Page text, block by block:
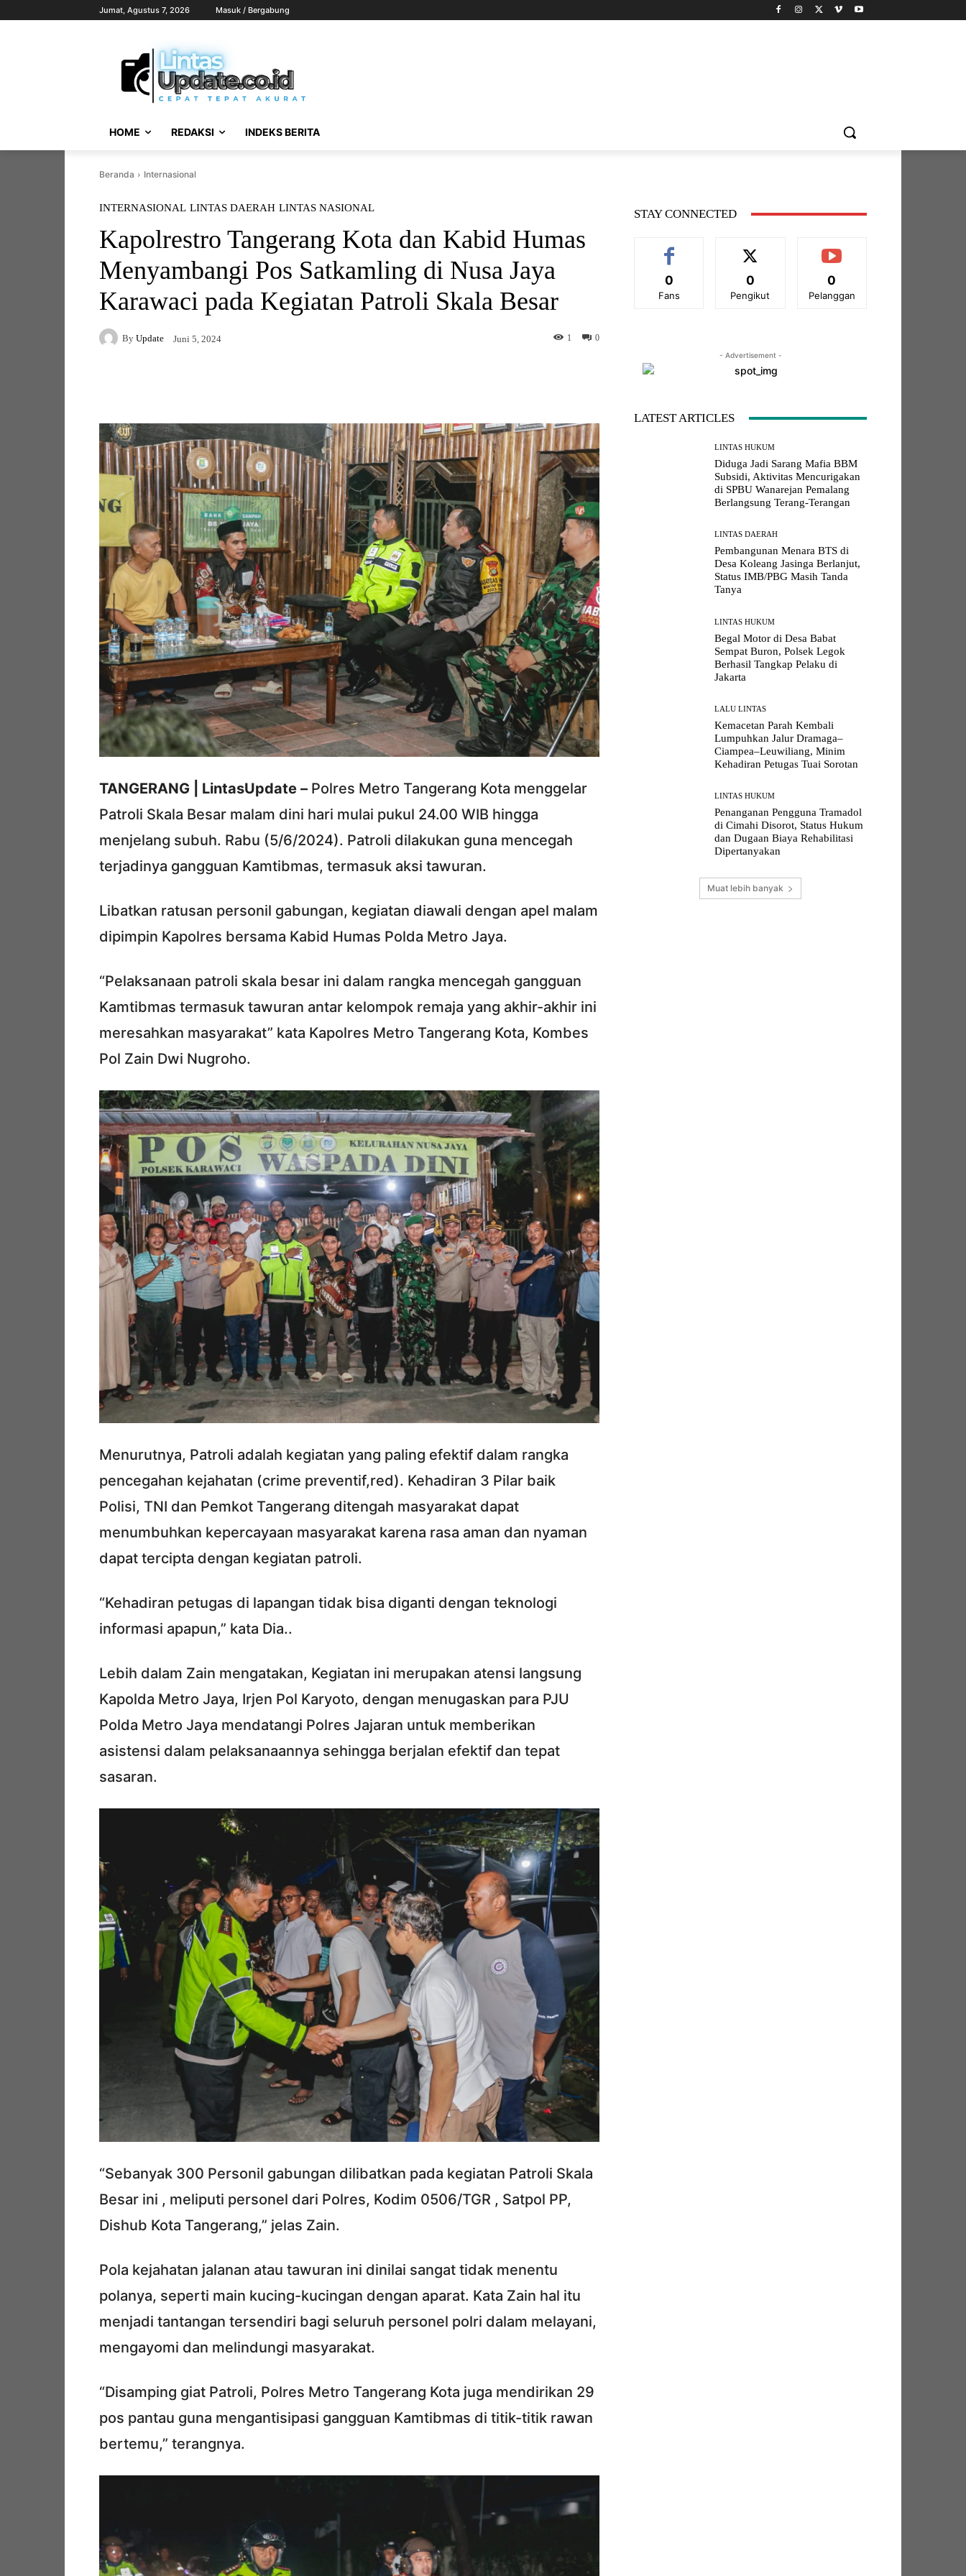
Jumat, Agustus 7, 2026 Masuk / Bergabung
HOME REDAKSI INDEKS BERITA
Beranda Internasional
INTERNASIONAL LINTAS DAERAH LINTAS NASIONAL
Kapolrestro Tangerang Kota dan Kabid Humas
Menyambangi Pos Satkamling di Nusa Jaya
Karawaci pada Kegiatan Patroli Skala Besar
By Update Juni 5, 2024 0
1
TANGERANG | LintasUpdate – Polres Metro Tangerang Kota menggelar
Patroli Skala Besar malam dini hari mulai pukul 24.00 WIB hingga
menjelang subuh. Rabu (5/6/2024). Patroli dilakukan guna mencegah
terjadinya gangguan Kamtibmas, termasuk aksi tawuran.
Libatkan ratusan personil gabungan, kegiatan diawali dengan apel malam
dipimpin Kapolres bersama Kabid Humas Polda Metro Jaya.
“Pelaksanaan patroli skala besar ini dalam rangka mencegah gangguan
Kamtibmas termasuk tawuran antar kelompok remaja yang akhir-akhir ini
meresahkan masyarakat” kata Kapolres Metro Tangerang Kota, Kombes
Pol Zain Dwi Nugroho.
Menurutnya, Patroli adalah kegiatan yang paling efektif dalam rangka
pencegahan kejahatan (crime preventif,red). Kehadiran 3 Pilar baik
Polisi, TNI dan Pemkot Tangerang ditengah masyarakat dapat
menumbuhkan kepercayaan masyarakat karena rasa aman dan nyaman
dapat tercipta dengan kegiatan patroli.
“Kehadiran petugas di lapangan tidak bisa diganti dengan teknologi
informasi apapun,” kata Dia..
Lebih dalam Zain mengatakan, Kegiatan ini merupakan atensi langsung
Kapolda Metro Jaya, Irjen Pol Karyoto, dengan menugaskan para PJU
Polda Metro Jaya mendatangi Polres Jajaran untuk memberikan
asistensi dalam pelaksanaannya sehingga berjalan efektif dan tepat
sasaran.
“Sebanyak 300 Personil gabungan dilibatkan pada kegiatan Patroli Skala
Besar ini , meliputi personel dari Polres, Kodim 0506/TGR , Satpol PP,
Dishub Kota Tangerang,” jelas Zain.
Pola kejahatan jalanan atau tawuran ini dinilai sangat tidak menentu
polanya, seperti main kucing-kucingan dengan aparat. Kata Zain hal itu
menjadi tantangan tersendiri bagi seluruh personel polri dalam melayani,
mengayomi dan melindungi masyarakat.
“Disamping giat Patroli, Polres Metro Tangerang Kota juga mendirikan 29
pos pantau guna mengantisipasi gangguan Kamtibmas di titik-titik rawan
bertemu,” terangnya.
STAY CONNECTED
0
Fans
0
Pengikut
0
Pelanggan
- Advertisement -
LATEST ARTICLES
LINTAS HUKUM
Diduga Jadi Sarang Mafia BBM
Subsidi, Aktivitas Mencurigakan
di SPBU Wanarejan Pemalang
Berlangsung Terang-Terangan
LINTAS DAERAH
Pembangunan Menara BTS di
Desa Koleang Jasinga Berlanjut,
Status IMB/PBG Masih Tanda
Tanya
LINTAS HUKUM
Begal Motor di Desa Babat
Sempat Buron, Polsek Legok
Berhasil Tangkap Pelaku di
Jakarta
LALU LINTAS
Kemacetan Parah Kembali
Lumpuhkan Jalur Dramaga–
Ciampea–Leuwiliang, Minim
Kehadiran Petugas Tuai Sorotan
LINTAS HUKUM
Penanganan Pengguna Tramadol
di Cimahi Disorot, Status Hukum
dan Dugaan Biaya Rehabilitasi
Dipertanyakan
Muat lebih banyak